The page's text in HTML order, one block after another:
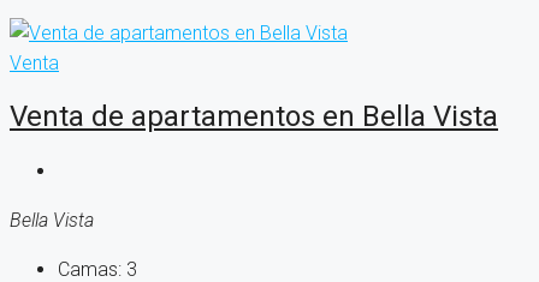
Venta
Venta de apartamentos en Bella Vista
Bella Vista
Camas: 3